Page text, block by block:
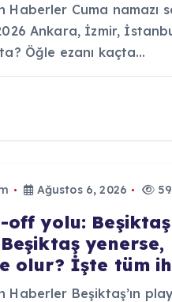
Haberler Cuma namazı
Ankara, İzmir,
Öğle ezanı kaçta…
Ağustos 6, 2026 59
off yolu:
olur? İşte tüm
Haberler Beşiktaş’ın